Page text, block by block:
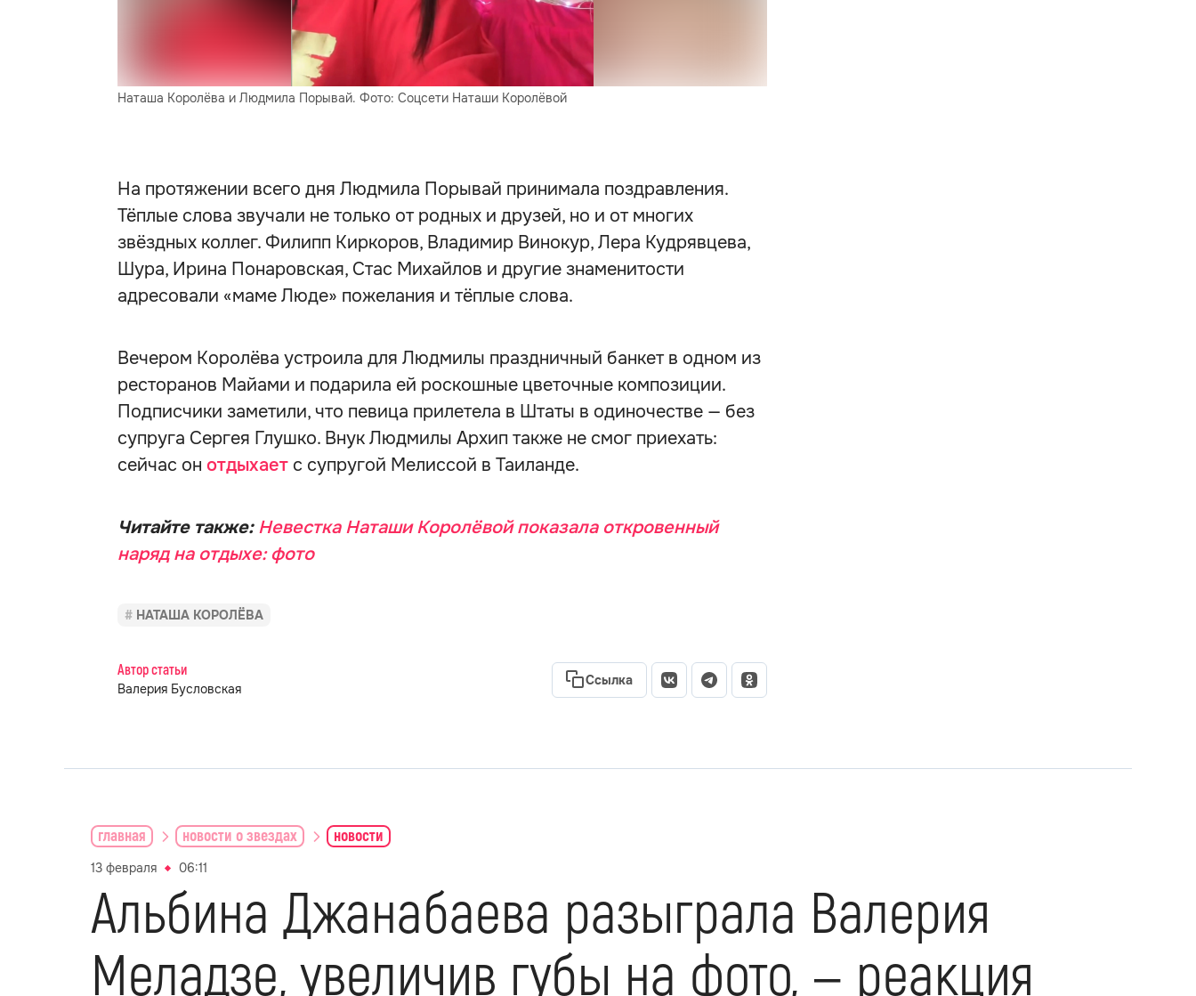
Наташа Королёва и Людмила Порывай. Фото: Соцсети Наташи Королёвой
На протяжении всего дня Людмила Порывай принимала поздравления.
Тёплые слова звучали не только от родных и друзей, но и от многих
звёздных коллег. Филипп Киркоров, Владимир Винокур, Лера Кудрявцева,
Шура, Ирина Понаровская, Стас Михайлов и другие знаменитости
адресовали «маме Люде» пожелания и тёплые слова.
Вечером Королёва устроила для Людмилы праздничный банкет в одном из
ресторанов Майами и подарила ей роскошные цветочные композиции.
Подписчики заметили, что певица прилетела в Штаты в одиночестве — без
супруга Сергея Глушко. Внук Людмилы Архип также не смог приехать:
сейчас он отдыхает с супругой Мелиссой в Таиланде.
Читайте также: Невестка Наташи Королёвой показала откровенный
наряд на отдыхе: фото
НАТАША КОРОЛЁВА
Автор статьи
Валерия Бусловская
Ссылка
главная новости о звездах новости
13 февраля 06:11
Альбина Джанабаева разыграла Валерия
Меладзе, увеличив губы на фото, — реакция